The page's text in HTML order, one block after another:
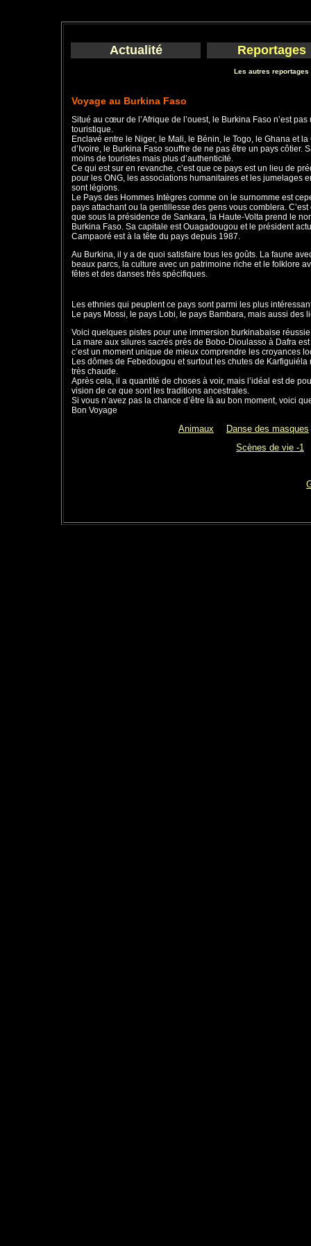
Actualité Reportages
Les autres reportages
Voyage au Burkina Faso
Situé au cœur de l’Afrique de l’ouest, le Burkina Faso n’est pas
touristique.
Enclavé entre le Niger, le Mali, le Bénin, le Togo, le Ghana et la
d’Ivoire, le Burkina Faso souffre de ne pas être un pays côtier.
moins de touristes mais plus d’authenticité.
Ce qui est sur en revanche, c’est que ce pays est un lieu de
pour les ONG, les associations humanitaires et les jumelages
sont légions.
Le Pays des Hommes Intègres comme on le surnomme est
pays attachant ou la gentillesse des gens vous comblera. C’est
que sous la présidence de Sankara, la Haute-Volta prend le
Burkina Faso. Sa capitale est Ouagadougou et le président
Campaoré est à la tête du pays depuis 1987.
Au Burkina, il y a de quoi satisfaire tous les goûts. La faune
beaux parcs, la culture avec un patrimoine riche et le folklore
fêtes et des danses très spécifiques.
Les ethnies qui peuplent ce pays sont parmi les plus
Le pays Mossi, le pays Lobi, le pays Bambara, mais aussi
Voici quelques pistes pour une immersion burkinabaise
La mare aux silures sacrés prés de Bobo-Dioulasso à Dafra
c’est un moment unique de mieux comprendre les croyances
Les dômes de Febedougou et surtout les chutes de
très chaude.
Après cela, il a quantité de choses à voir, mais l’idéal est de
vision de ce que sont les traditions ancestrales.
Si vous n’avez pas la chance d’être là au bon moment, voici
Bon Voyage
Animaux
Danse des masques
Scènes de vie -1